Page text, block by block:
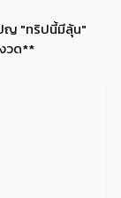
ญ "ทริปนี้มีลุ้น"
วด**